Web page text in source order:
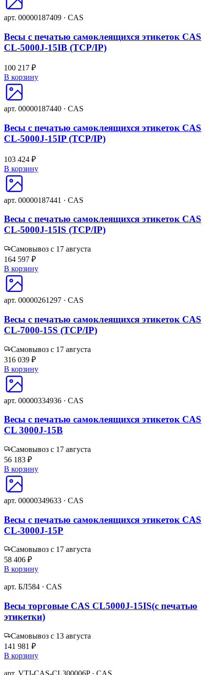
арт. 00000187409 · CAS
Весы с печатью самоклеящихся этикеток CAS
CL-5000J-15IB (TCP/IP)
100 217 ₽
В корзину
арт. 00000187440 · CAS
Весы с печатью самоклеящихся этикеток CAS
CL-5000J-15IP (TCP/IP)
103 424 ₽
В корзину
арт. 00000187441 · CAS
Весы с печатью самоклеящихся этикеток CAS
CL-5000J-15IS (TCP/IP)
Самовывоз с 17 августа
164 597 ₽
В корзину
арт. 00000261297 · CAS
Весы с печатью самоклеящихся этикеток CAS
CL-7000-15S (TCP/IP)
Самовывоз с 17 августа
316 039 ₽
В корзину
арт. 00000334936 · CAS
Весы с печатью самоклеящихся этикеток CAS
CL 3000J-15B
Самовывоз с 17 августа
56 183 ₽
В корзину
арт. 00000349633 · CAS
Весы с печатью самоклеящихся этикеток CAS
CL-3000J-15P
Самовывоз с 17 августа
58 406 ₽
В корзину
арт. БЛ584 · CAS
Весы торговые CAS CL5000J-15IS(с печатью
этикетки)
Самовывоз с 13 августа
141 981 ₽
В корзину
арт. VTI-CAS-CL300006P · CAS